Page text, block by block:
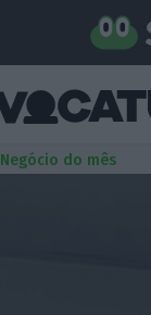
Negócio do mês